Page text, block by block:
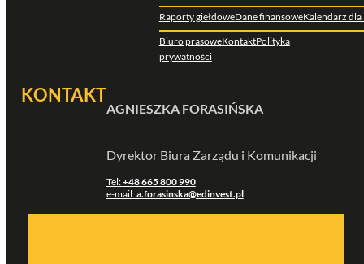
Raporty giełdoweDane finansoweKalendarz
Biuro prasoweKontaktPolityka
prywatności
KONTAKT
AGNIESZKA FORASIŃSKA
Dyrektor Biura Zarządu i Komunikacji
Tel:+48 665 800 990
e-mail:a.forasinska@edinvest.pl